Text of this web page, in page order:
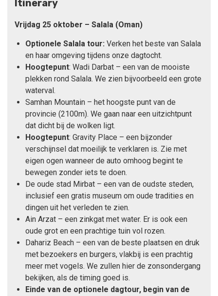
Itinerary
Vrijdag 25 oktober – Salala (Oman)
Optionele Salala tour: Verken het beste van Salala
en haar omgeving tijdens onze dagtocht.
Hoogtepunt: Wadi Darbat – een van de mooiste
plekken rond Salala. We zien bijvoorbeeld een grote
waterval.
Samhan Mountain – het hoogste punt van de
provincie (2100m). We gaan naar een uitzichtpunt
dat dicht bij de wolken ligt.
Hoogtepunt: Gravity Place – een bijzonder
verschijnsel dat moeilijk te verklaren is. Zie met
eigen ogen wanneer de auto omhoog begint te
bewegen zonder iets te doen.
De oude stad Mirbat – een van de oudste steden,
inclusief een gratis museum om oude tradities en
dingen uit het verleden te zien.
Ain Arzat – een zinkgat met water. Er is ook een
oude grot en een prachtige tuin vol rozen.
Dahariz Beach – een van de beste plaatsen en druk
met bezoekers en burgers, vlakbij is een prachtig
meer met vogels. We zullen hier de zonsondergang
bekijken, als de timing goed is.
Einde van de optionele dagtour, begin van de